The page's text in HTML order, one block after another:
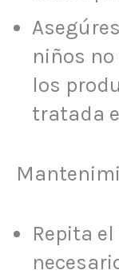
niños
los
tratada
Repita